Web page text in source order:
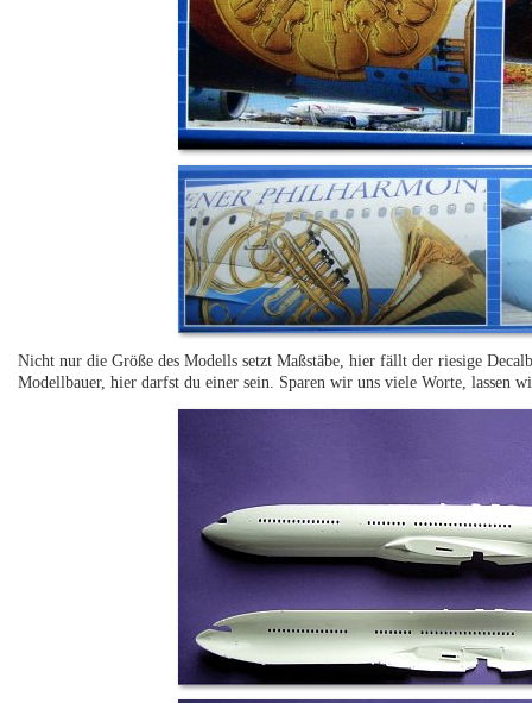
Nicht nur die Größe des Modells setzt Maßstäbe, hier fällt der riesige
Modellbauer, hier darfst du einer sein. Sparen wir uns viele Worte, lassen